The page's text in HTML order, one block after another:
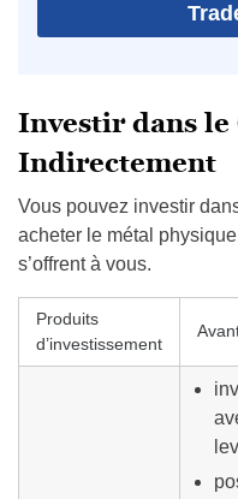
Investir dans le
Indirectement
Vous pouvez investir
acheter le métal
s’offrent à vous.
Produits
d’investissement